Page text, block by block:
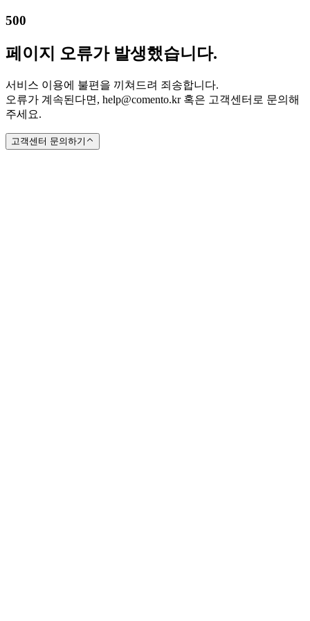
500
페이지 오류가 발생했습니다.
서비스 이용에 불편을 끼쳐드려 죄송합니다.
오류가 계속된다면, help@comento.kr 혹은 고객센터로 문의해
주세요.
고객센터 문의하기